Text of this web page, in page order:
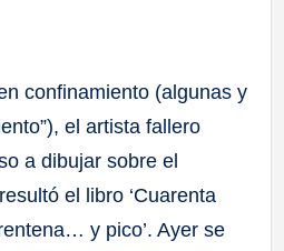
confinamiento (algunas y
el artista fallero
a dibujar sobre el
el libro ‘Cuarenta
y pico’. Ayer se